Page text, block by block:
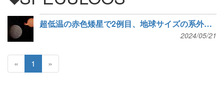
超低温の赤色矮星で2例目、地球サイズの系外惑星を発見
2024/05/21
« 1 »